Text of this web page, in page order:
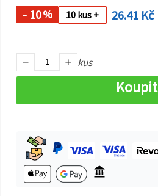
cookies a
"Uložit"
- 10% 10 kus + 26.41 Kč
kus
Koupit